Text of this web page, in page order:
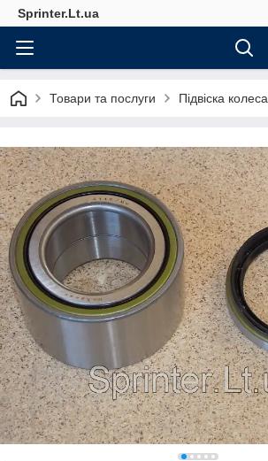
Sprinter.Lt.ua
Товари та послуги Підвіска колеса